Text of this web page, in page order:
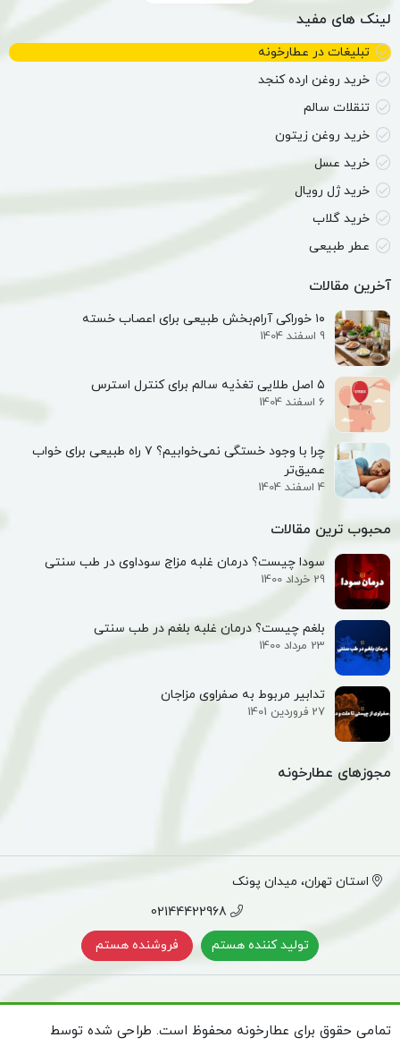
لینک های مفید
تبلیغات در عطارخونه
خرید روغن ارده کنجد
تنقلات سالم
خرید روغن زیتون
خرید عسل
خرید ژل رویال
خرید گلاب
عطر طبیعی
آخرین مقالات
۱۰ خوراکی آرام‌بخش طبیعی برای اعصاب خسته
9 اسفند 1404
۵ اصل طلایی تغذیه سالم برای کنترل استرس
6 اسفند 1404
چرا با وجود خستگی نمی‌خوابیم؟ ۷ راه طبیعی برای خواب
عمیق‌تر
4 اسفند 1404
محبوب ترین مقالات
سودا چیست؟ درمان غلبه مزاج سوداوی در طب سنتی
29 خرداد 1400
بلغم چیست؟ درمان غلبه بلغم در طب سنتی
23 مرداد 1400
تدابیر مربوط به صفراوی مزاجان
27 فروردین 1401
مجوزهای عطارخونه
استان تهران، میدان پونک
02144422968
تولید کننده هستم
فروشنده هستم
تمامی حقوق برای عطارخونه محفوظ است. طراحی شده توسط